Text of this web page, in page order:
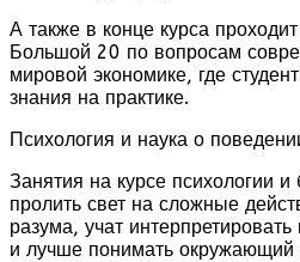
А также в конце курса
Большой 20 по вопросам
мировой экономике, где
знания на практике.
Психология и наука о
Занятия на курсе психологии
пролить свет на сложные
разума, учат
и лучше понимать окружающий